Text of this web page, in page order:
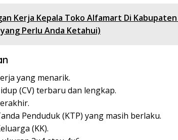
Kerja Kepala Toko Alfamart Di
Perlu Anda Ketahui)
yang menarik.
(CV) terbaru dan lengkap.
Penduduk (KTP) yang masih berlaku.
(KK).